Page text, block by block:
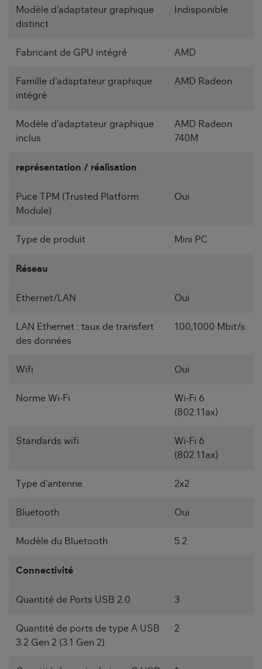
Modèle d'adaptateur graphique
distinct
Indisponible
Fabricant de GPU intégré AMD
Famille d'adaptateur graphique
intégré
AMD Radeon
Modèle d'adaptateur graphique
inclus
AMD Radeon
740M
représentation / réalisation
Puce TPM (Trusted Platform
Module)
Oui
Type de produit Mini PC
Réseau
Ethernet/LAN Oui
LAN Ethernet : taux de transfert
des données
100,1000 Mbit/s
Wifi Oui
Norme Wi-Fi
Wi-Fi 6
(802.11ax)
Standards wifi
Wi-Fi 6
(802.11ax)
Type d'antenne 2x2
Bluetooth Oui
Modèle du Bluetooth 5.2
Connectivité
Quantité de Ports USB 2.0 3
Quantité de ports de type A USB
3.2 Gen 2 (3.1 Gen 2)
2